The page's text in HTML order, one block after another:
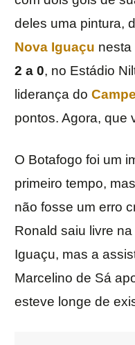
deles uma pintura,
Nova Iguaçu nesta
2 a 0, no Estádio
liderança do
pontos. Agora, que
O Botafogo foi um
primeiro tempo,
não fosse um erro
Ronald saiu livre
Iguaçu, mas a
Marcelino de Sá
esteve longe de